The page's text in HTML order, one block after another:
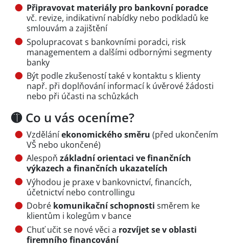
Připravovat materiály pro bankovní poradce
vč. revize, indikativní nabídky nebo podkladů ke
smlouvám a zajištění
Spolupracovat s bankovními poradci, risk
managementem a dalšími odbornými segmenty
banky
Být podle zkušeností také v kontaktu s klienty
např. při doplňování informací k úvěrové žádosti
nebo při účasti na schůzkách
🟡 Co u vás oceníme?
Vzděláníekonomického směru (před ukončením
VŠ nebo ukončené)
Alespoň základní orientaci ve finančních
výkazech a finančních ukazatelích
Výhodou je praxe v bankovnictví, financích,
účetnictví nebo controllingu
Dobré komunikační schopnosti směrem ke
klientům i kolegům v bance
Chuť učit se nové věci a rozvíjet se v oblasti
firemního financování